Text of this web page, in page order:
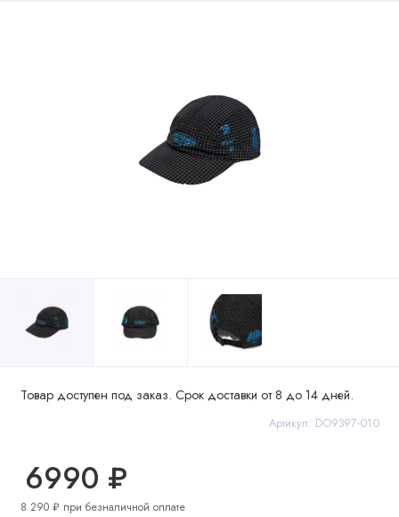
Товар доступен под заказ. Срок доставки от 8 до 14 дней.
Артикул: DO9397-010
6990 ₽
8 290 ₽ при безналичной оплате